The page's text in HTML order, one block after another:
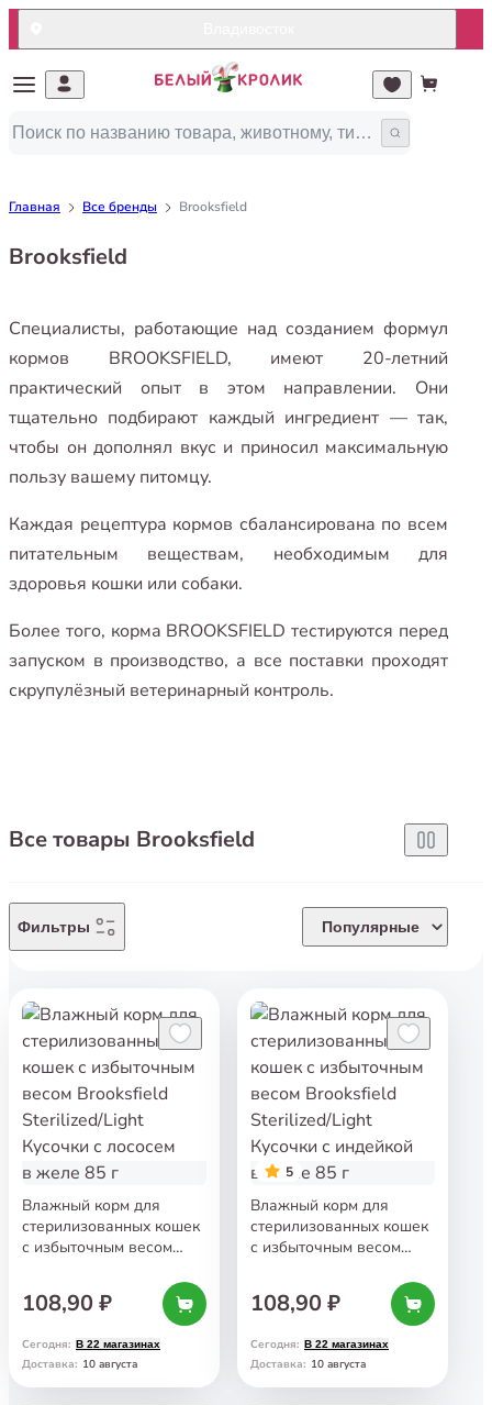
Главная Все бренды Brooksfield
Brooksfield
Специалисты, работающие над созданием формул
кормов BROOKSFIELD, имеют 20-летний
практический опыт в этом направлении. Они
тщательно подбирают каждый ингредиент — так,
чтобы он дополнял вкус и приносил максимальную
пользу вашему питомцу.
Каждая рецептура кормов сбалансирована по всем
питательным веществам, необходимым для
здоровья кошки или собаки.
Более того, корма BROOKSFIELD тестируются перед
запуском в производство, а все поставки проходят
скрупулёзный ветеринарный контроль.
Все товары Brooksfield
Фильтры Популярные
Влажный корм для
стерилизованных кошек
с избыточным весом
Кусочки с лососем
в желе 85 г
108,90 ₽
Сегодня: В 22 магазинах
Доставка: 10 августа
5
Влажный корм для
стерилизованных кошек
с избыточным весом
Кусочки с индейкой
в соусе 85 г
108,90 ₽
Сегодня: В 22 магазинах
Доставка: 10 августа